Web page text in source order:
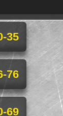
35
76
69